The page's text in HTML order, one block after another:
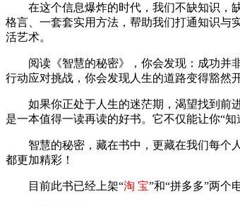
在这个信息爆炸的时代，我们不缺知识，
格言、一套套实用方法，帮助我们打通知识与
活艺术。
阅读《智慧的秘密》，你会发现：成功并
行动应对挑战，你会发现人生的道路变得豁然
如果你正处于人生的迷茫期，渴望找到前
是一本值得一读再读的好书。它不仅能让你“
智慧的秘密，藏在书中，更藏在我们每个
都更加精彩！
目前此书已经上架“淘 宝”和“拼多多”两个